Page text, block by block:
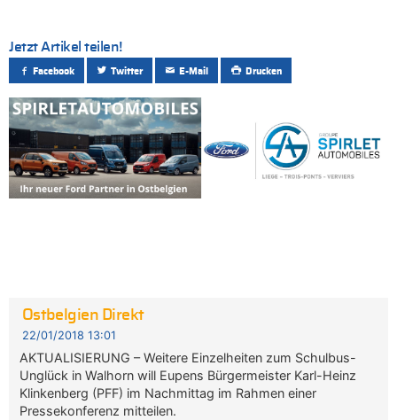
Jetzt Artikel teilen!
Facebook Twitter E-Mail Drucken
Ostbelgien Direkt
22/01/2018 13:01
AKTUALISIERUNG – Weitere Einzelheiten zum Schulbus-
Unglück in Walhorn will Eupens Bürgermeister Karl-Heinz
Klinkenberg (PFF) im Nachmittag im Rahmen einer
Pressekonferenz mitteilen.